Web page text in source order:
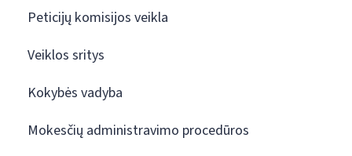
Peticijų komisijos veikla
Veiklos sritys
Kokybės vadyba
Mokesčių administravimo procedūros